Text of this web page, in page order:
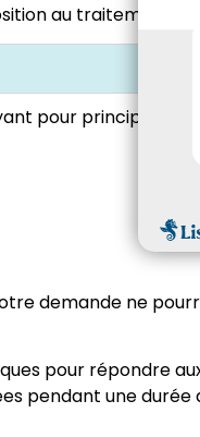
au traitement de
pour principales
demande ne
pour répondre
pendant une